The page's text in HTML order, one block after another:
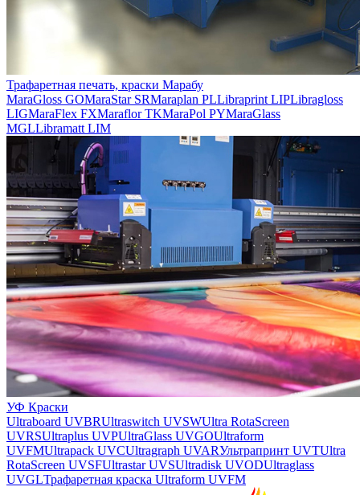
Трафаретная печать, краски Марабу
MaraGloss GOMaraStar SRMaraplan PLLibraprint LIPLibragloss
LIGMaraFlex FXMaraflor TKMaraPol PYMaraGlass
MGLLibramatt LIM
УФ Краски
Ultraboard UVBRUltraswitch UVSWUltra RotaScreen
UVRSUltraplus UVPUltraGlass UVGOUltraform
UVFMUltrapack UVCUltragraph UVARУльтрапринт UVTUltra
RotaScreen UVSFUltrastar UVSUltradisk UVODUltraglass
UVGLТрафаретная краска Ultraform UVFM